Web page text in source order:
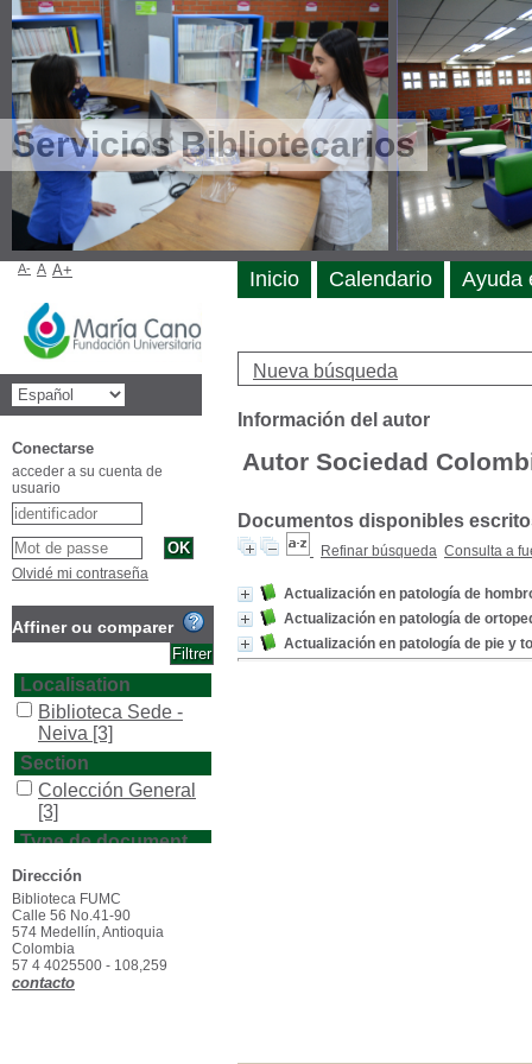
Servicios Bibliotecarios
Nueva búsqueda
Información del autor
Autor Sociedad
Documentos disponibles
Refinar búsqueda Consulta a
Actualización en patología de
Actualización en patología de
Actualización en patología de pie y
Inicio Calendario Ayuda
A- A A+
Conectarse
acceder a su cuenta de
usuario
Olvidé mi contraseña
Affiner ou comparer
Localisation
Biblioteca Sede -
Neiva [3]
Section
Colección General
[3]
Type de document
texto impreso
Dirección
Biblioteca FUMC
Calle 56 No.41-90
574 Medellín, Antioquia
Colombia
57 4 4025500 - 108,259
contacto